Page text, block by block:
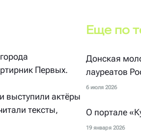
Первых.
выступили актёры
тексты,
Еще по
Донская
лауреатов
6 июля 2026
О портале
19 января 2026